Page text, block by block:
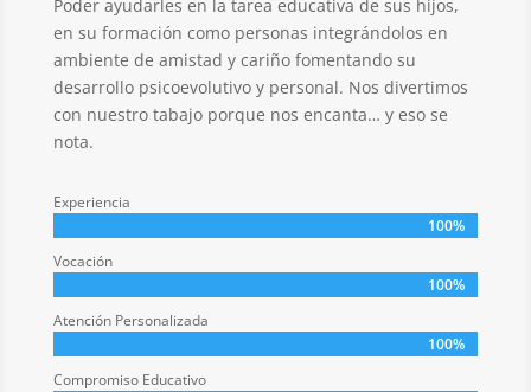
Poder ayudarles en la tarea educativa de sus hijos,
en su formación como personas integrándolos en
ambiente de amistad y cariño fomentando su
desarrollo psicoevolutivo y personal. Nos divertimos
con nuestro tabajo porque nos encanta… y eso se
nota.
Experiencia
100%
100%
Vocación
100%
100%
Atención Personalizada
100%
100%
Compromiso Educativo